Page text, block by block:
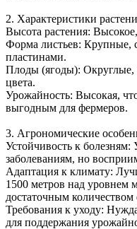
2. Характеристики
Высота растения:
Форма листьев: Крупные,
пластинами.
Плоды (ягоды): Округлые,
цвета.
Урожайность: Высокая,
выгодным для фермеров.
3. Агрономические
Устойчивость к
заболеваниям, но
Адаптация к климату:
1500 метров над уровнем
достаточным количеством
Требования к уходу:
для поддержания